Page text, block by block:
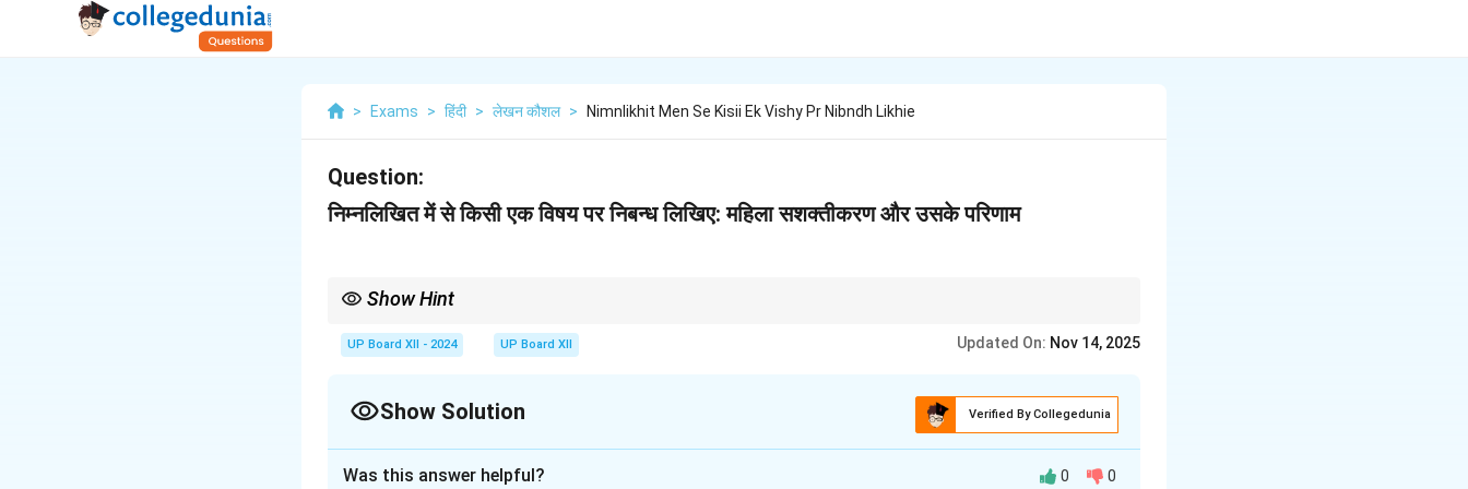
> Exams > हिंदी > लेखन कौशल > Nimnlikhit Men Se Kisii Ek Vishy Pr Nibndh Likhie
Question:
निम्नलिखित में से किसी एक विषय पर निबन्ध लिखिए: महिला सशक्तीकरण और उसके परिणाम
Show Hint
UP Board XII - 2024 UP Board XII Updated On: Nov 14, 2025
Show Solution Verified By Collegedunia
Was this answer helpful? 0 0